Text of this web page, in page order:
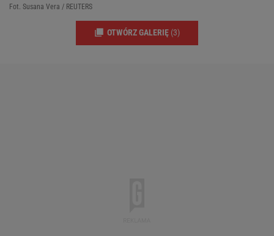
Fot. Susana Vera / REUTERS
OTWÓRZ GALERIĘ (3)